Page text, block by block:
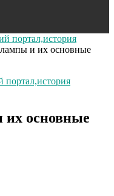
портал,история
и их основные
портал,история
их основные